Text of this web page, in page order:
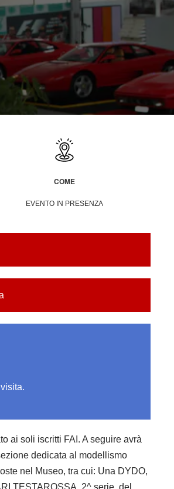
COME
EVENTO IN PRESENZA
ai soli iscritti FAI. A seguire avrà
dedicata al modellismo
nel Museo, tra cui: Una DYDO,
TESTAROSSA, 2^ serie, del